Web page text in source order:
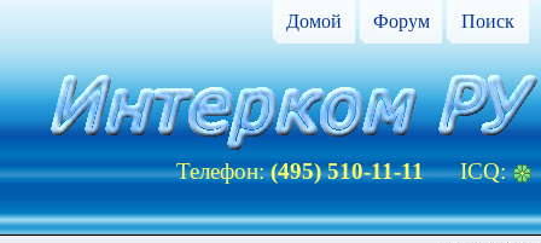
Домой Форум Поиск
Телефон:(495) 510-11-11ICQ: